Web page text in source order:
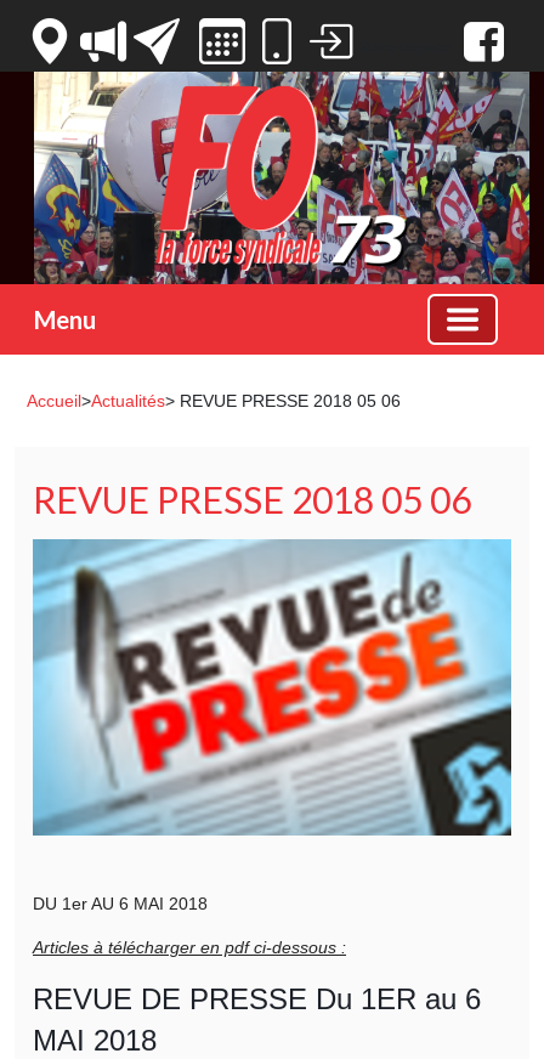
Menu
Accueil>Actualités> REVUE PRESSE 2018 05 06
REVUE PRESSE 2018 05 06
DU 1er AU 6 MAI 2018
Articles à télécharger en pdf ci-dessous :
REVUE DE PRESSE Du 1ER au 6
MAI 2018